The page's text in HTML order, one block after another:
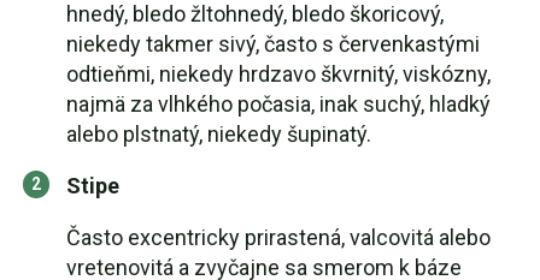
hnedý, bledo žltohnedý, bledo škoricový,
niekedy takmer sivý, často s červenkastými
odtieňmi, niekedy hrdzavo škvrnitý, viskózny,
najmä za vlhkého počasia, inak suchý, hladký
alebo plstnatý, niekedy šupinatý.
Stipe
Často excentricky prirastená, valcovitá alebo
vretenovitá a zvyčajne sa smerom k báze